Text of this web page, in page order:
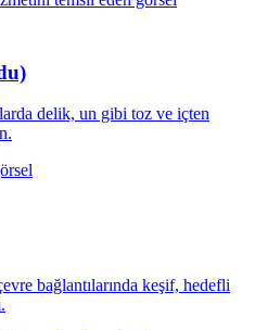
delik, un gibi toz ve içten
bağlantılarında keşif, hedefli